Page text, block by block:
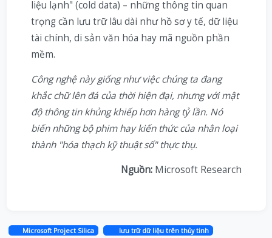
liệu lạnh" (cold data) – những thông tin quan
trọng cần lưu trữ lâu dài như hồ sơ y tế, dữ liệu
tài chính, di sản văn hóa hay mã nguồn phần
mềm.
Công nghệ này giống như việc chúng ta đang
khắc chữ lên đá của thời hiện đại, nhưng với mật
độ thông tin khủng khiếp hơn hàng tỷ lần. Nó
biến những bộ phim hay kiến thức của nhân loại
thành "hóa thạch kỹ thuật số" thực thụ.
Nguồn:Microsoft Research
Microsoft Project Silica
lưu trữ dữ liệu trên thủy tinh